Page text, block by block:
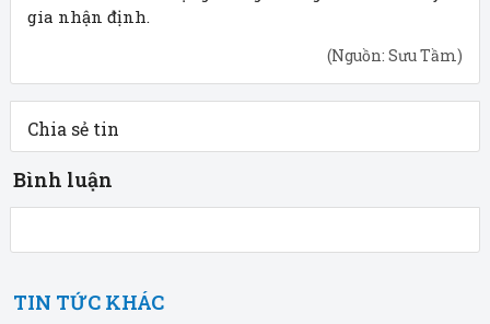
gia nhận định.
(Nguồn: Sưu Tầm)
Chia sẻ tin
Bình luận
TIN TỨC KHÁC